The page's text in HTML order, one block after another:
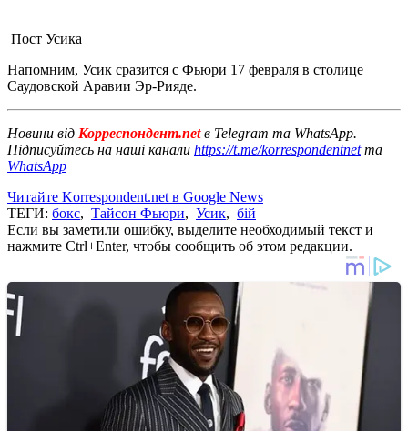
Пост Усика
Напомним, Усик сразится с Фьюри 17 февраля в столице
Саудовской Аравии Эр-Рияде.
Новини від Корреспондент.netв Telegram та WhatsApp.
Підписуйтесь на наші канали https://t.me/korrespondentnetта
WhatsApp
Читайте Korrespondent.net в Google News
ТЕГИ: бокс, Тайсон Фьюри, Усик, бій
Если вы заметили ошибку, выделите необходимый текст и
нажмите Ctrl+Enter, чтобы сообщить об этом редакции.